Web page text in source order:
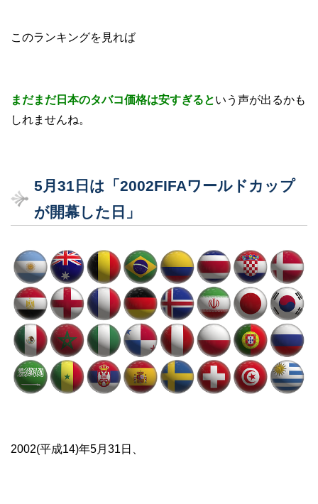
このランキングを見れば
まだまだ日本のタバコ価格は安すぎるという声が出るかも
しれませんね。
5月31日は「2002FIFAワールドカップ
が開幕した日」
2002(平成14)年5月31日、